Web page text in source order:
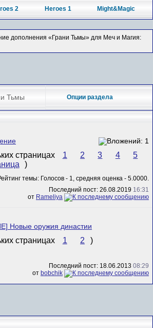
2 Heroes 1 Might&Magic
дополнения «Грани Тьмы» для Меч и Магия:
Тьмы Опции раздела
1 2 3 4
5
)
Последний пост: 26.08.2019 16:31
от Rameliya
Новые оружия династии
1 2 )
Последний пост: 18.06.2013 08:29
от bobchik